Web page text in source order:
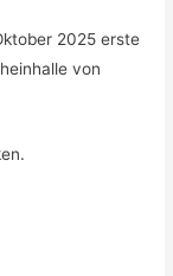
2025 erste
von